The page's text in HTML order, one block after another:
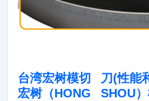
台湾宏树模切 刀(性能
宏树（HONG SHOU）